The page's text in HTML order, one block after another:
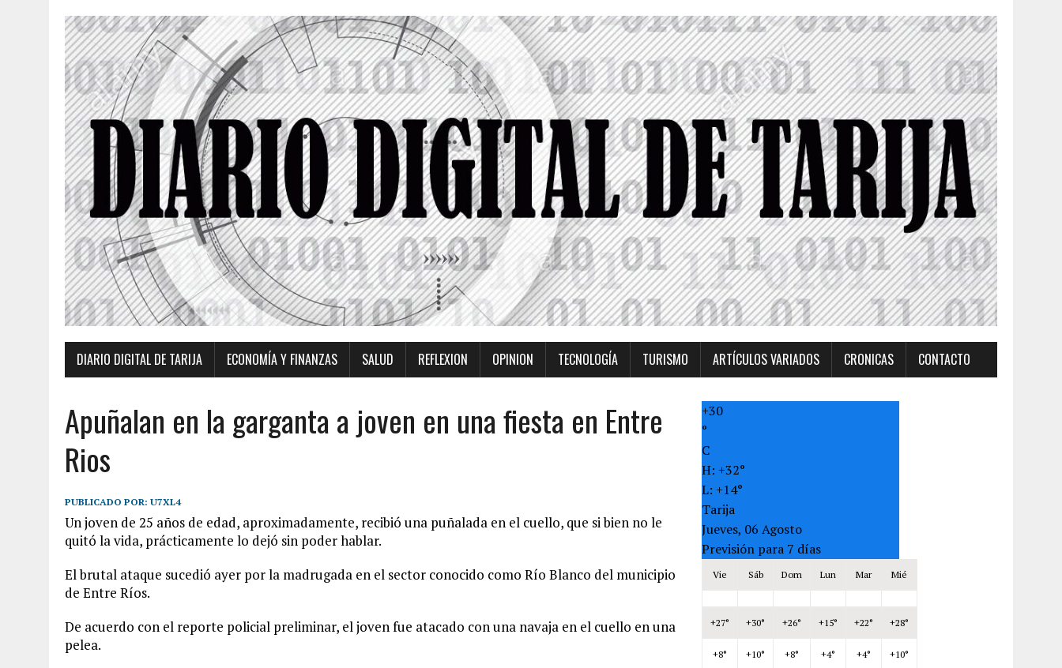
DIARIO DIGITAL DE TARIJA ECONOMÍA Y FINANZAS SALUD REFLEXION OPINION TECNOLOGÍA TURISMO ARTÍCULOS VARIADOS CRONICAS CONTACTO
Apuñalan en la garganta a joven en una fiesta en Entre
Rios
PUBLICADO POR: U7XL4
Un joven de 25 años de edad, aproximadamente, recibió una puñalada en el cuello, que si bien no le
quitó la vida, prácticamente lo dejó sin poder hablar.
El brutal ataque sucedió ayer por la madrugada en el sector conocido como Río Blanco del municipio
de Entre Ríos.
De acuerdo con el reporte policial preliminar, el joven fue atacado con una navaja en el cuello en una
pelea.
+30
°
C
H: +32°
L: +14°
Tarija
Jueves, 06 Agosto
Previsión para 7 días
Vie Sáb Dom Lun Mar Mié
+27° +30° +26° +15° +22° +28°
+8° +10° +8° +4° +4° +10°